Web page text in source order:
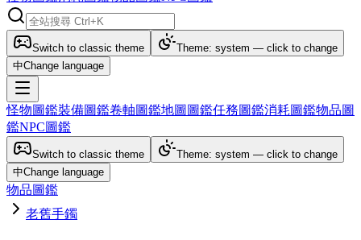
Switch to classic theme
Theme: system — click to change
中Change language
怪物圖鑑裝備圖鑑卷軸圖鑑地圖圖鑑任務圖鑑消耗圖鑑物品圖
鑑NPC圖鑑
Switch to classic theme
Theme: system — click to change
中Change language
物品圖鑑
老舊手鐲